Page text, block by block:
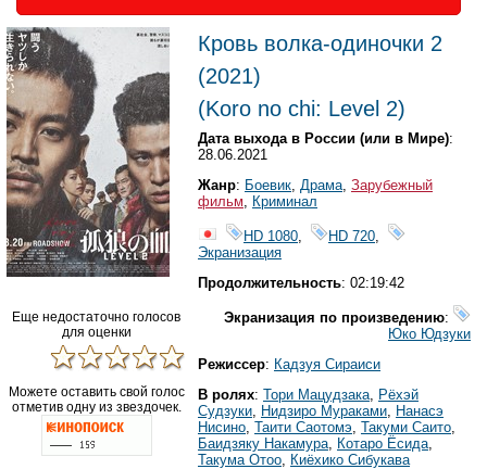
Еще недостаточно голосов
для оценки
Можете оставить свой голос
отметив одну из звездочек.
Кровь волка-одиночки 2
(2021)
(Koro no chi: Level 2)
Дата выхода в России (или в Мире):
28.06.2021
Жанр: Боевик Драма Зарубежный
фильм
Криминал
HD 1080 HD 720
Экранизация
Продолжительность: 02:19:42
Экранизация по произведению:
Юко Юдзуки
Режиссер: Кадзуя Сираиси
В ролях: Тори Мацудзака
Рёхэй
Судзуки
Нидзиро Мураками
Нанасэ
Нисино Таити Саотомэ Такуми Саито
Баидзяку Накамура
Котаро Ёсида
Такума Отоо
Киёхико Сибукава